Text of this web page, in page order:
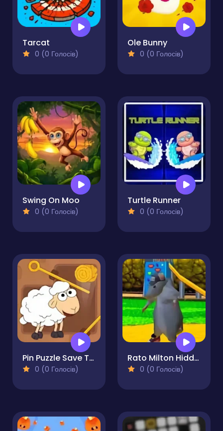
Tarcat
0 (0 Голосів)
Ole Bunny
0 (0 Голосів)
Swing On Moo
0 (0 Голосів)
Turtle Runner
0 (0 Голосів)
Pin Puzzle Save The Sheep
0 (0 Голосів)
Rato Milton Hidden Cheese
0 (0 Голосів)